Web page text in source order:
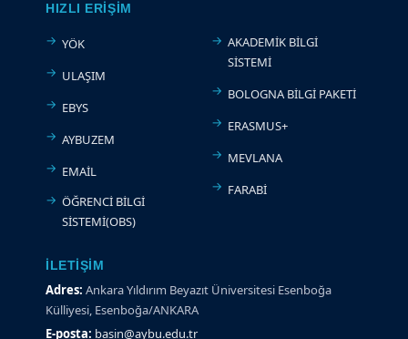
HIZLI ERIŞIM
YÖK
ULAŞIM
EBYS
AYBUZEM
EMAİL
ÖĞRENCİ BİLGİ
SİSTEMİ(OBS)
AKADEMİK BİLGİ
SİSTEMİ
BOLOGNA BİLGİ PAKETİ
ERASMUS+
MEVLANA
FARABİ
İLETIŞIM
Adres: Ankara Yıldırım Beyazıt Üniversitesi Esenboğa
Külliyesi, Esenboğa/ANKARA
E-posta: basin@aybu.edu.tr